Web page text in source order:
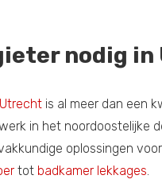
nodig
is al meer dan een
in het noordoostelijke
oplossingen
tot badkamer lekkages.